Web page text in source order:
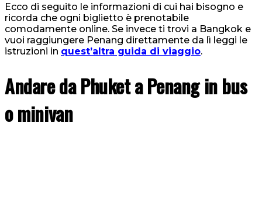
Ecco di seguito le informazioni di cui hai bisogno e
ricorda che ogni biglietto è prenotabile
comodamente online. Se invece ti trovi a Bangkok e
vuoi raggiungere Penang direttamente da lì leggi le
istruzioni in quest’altra guida di viaggio.
Andare da Phuket a Penang in bus
o minivan